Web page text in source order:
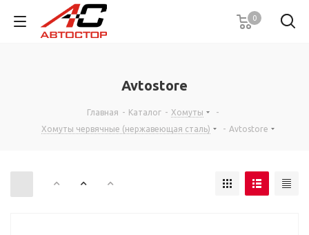
0
Avtostore
Главная - Каталог - Хомуты
-
Хомуты червячные (нержавеющая сталь)
- Avtostore